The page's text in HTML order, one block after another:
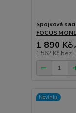
Spojková
FOCUS
1 890 Kč/
1 562 Kč bez
Novinka